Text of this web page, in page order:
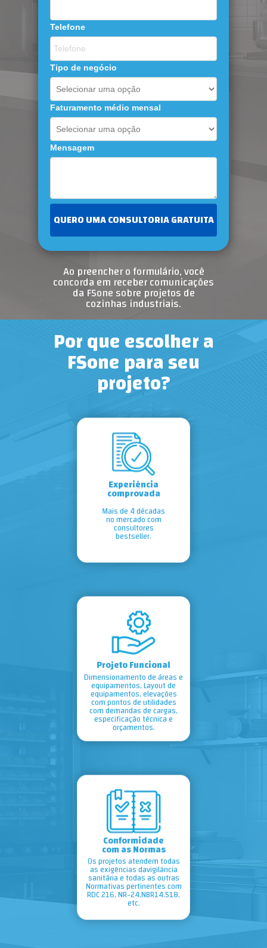
Telefone
Tipo de negócio
Faturamento médio mensal
Mensagem
QUERO UMA CONSULTORIA GRATUITA
Ao preencher o formulário, você
concorda em receber comunicações
da FSone sobre projetos de
cozinhas industriais.
Por que escolher a
FSone para seu
projeto?
Experiência
comprovada
Projeto Funcional
Conformidade
comas Normas
Mais de 4 décadas
no mercado com
consultores
bestseller.
Dimensionamento de áreas e
equipamentos, Layout de
equipamentos, elevações
com pontos de utilidades
com demandas de cargas,
especificação técnica e
orçamentos.
Os projetos atendem todas
as exigências davigilância
sanitária e todas as outras
Normativas pertinentes com
RDC 216, NR-24,NBR14.518,
etc.